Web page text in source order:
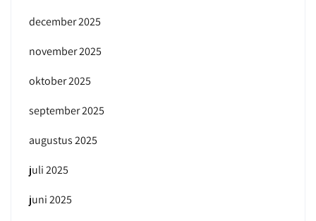
december 2025
november 2025
oktober 2025
september 2025
augustus 2025
juli 2025
juni 2025